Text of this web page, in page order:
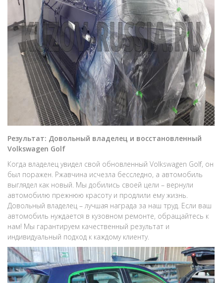
Результат: Довольный владелец и восстановленный
Volkswagen Golf
Когда владелец увидел свой обновленный Volkswagen Golf, он
был поражен. Ржавчина исчезла бесследно, а автомобиль
выглядел как новый. Мы добились своей цели – вернули
автомобилю прежнюю красоту и продлили ему жизнь.
Довольный владелец – лучшая награда за наш труд. Если ваш
автомобиль нуждается в кузовном ремонте, обращайтесь к
нам! Мы гарантируем качественный результат и
индивидуальный подход к каждому клиенту.